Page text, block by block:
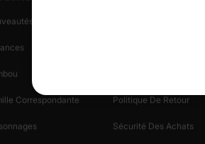
Et En Vedette
Correspondante Politique De Retour
Sécurité Des Achats